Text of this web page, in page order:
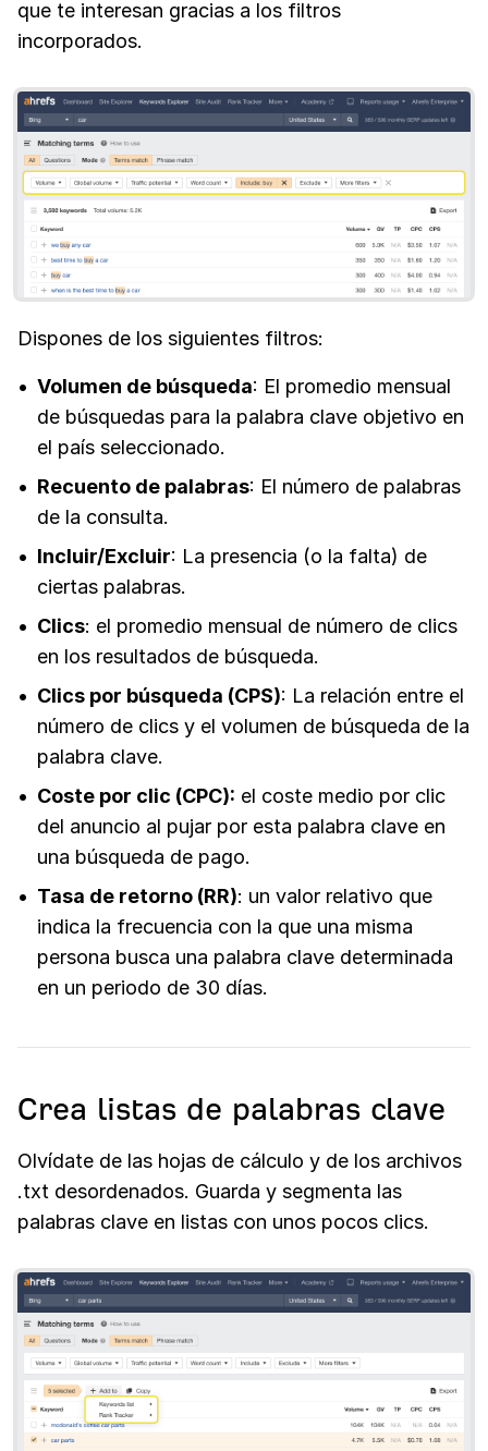
que te interesan gracias a los filtros
incorporados.
Dispones de los siguientes filtros:
Volumen de búsqueda: El promedio mensual
de búsquedas para la palabra clave objetivo en
el país seleccionado.
Recuento de palabras: El número de palabras
de la consulta.
Incluir/Excluir: La presencia (o la falta) de
ciertas palabras.
Clics: el promedio mensual de número de clics
en los resultados de búsqueda.
Clics por búsqueda (CPS): La relación entre el
número de clics y el volumen de búsqueda de la
palabra clave.
Coste por clic (CPC): el coste medio por clic
del anuncio al pujar por esta palabra clave en
una búsqueda de pago.
Tasa de retorno (RR): un valor relativo que
indica la frecuencia con la que una misma
persona busca una palabra clave determinada
en un periodo de 30 días.
Crea listas de palabras clave
Olvídate de las hojas de cálculo y de los archivos
.txt desordenados. Guarda y segmenta las
palabras clave en listas con unos pocos clics.